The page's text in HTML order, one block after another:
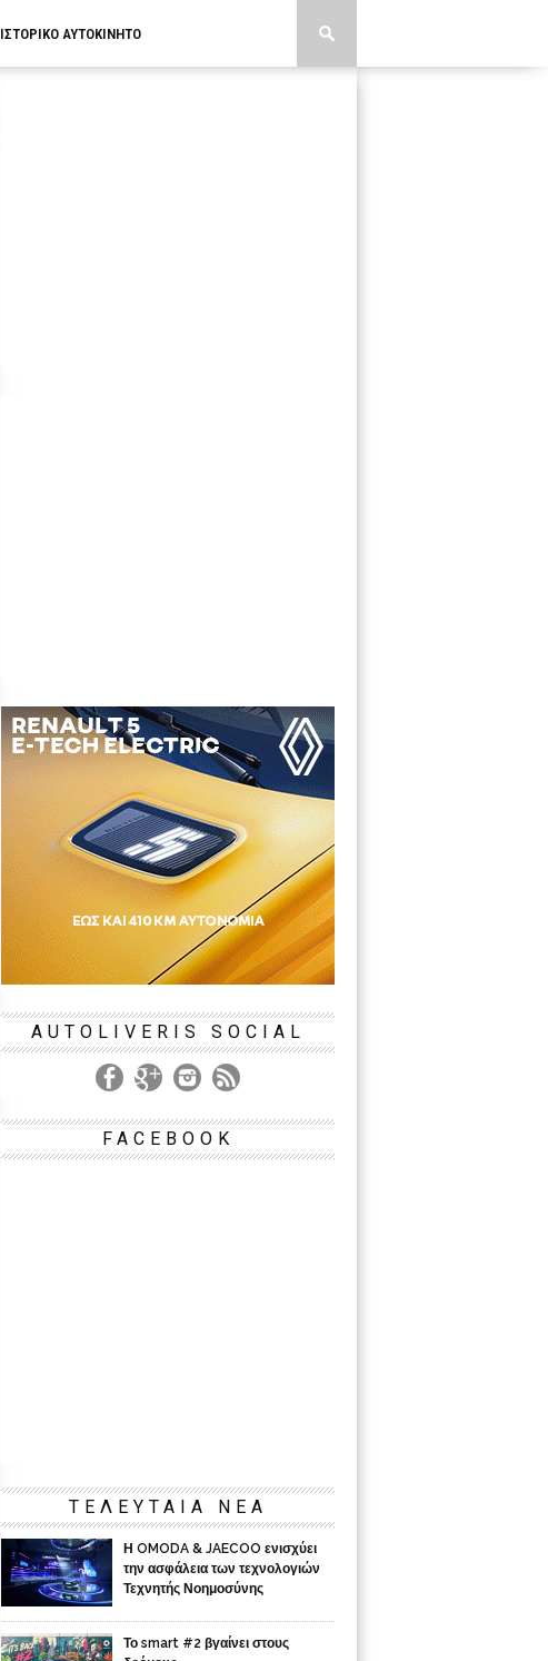
ΙΣΤΟΡΙΚΟ ΑΥΤΟΚΙΝΗΤΟ
AUTOLIVERIS SOCIAL
FACEBOOK
ΤΕΛΕΥΤΑΙΑ ΝΕΑ
Η OMODA & JAECOO ενισχύει
την ασφάλεια των τεχνολογιών
Τεχνητής Νοημοσύνης
Το smart #2 βγαίνει στους